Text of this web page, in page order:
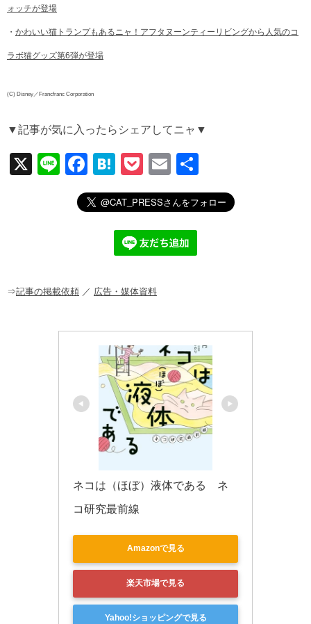
ォッチが登場
・ かわいい猫トランプもあるニャ！アフタヌーンティーリビングから人気のコ
ラボ猫グッズ第6弾が登場
(C) Disney／Francfranc Corporation
▼記事が気に入ったらシェアしてニャ▼
X
Li
F
a
c
o
H
at
e
n
a
P
o
ck
et
E
m
ail
有
⇒記事の掲載依頼 ／ 広告・媒体資料
ネコは（ほぼ）液体である　ネ
コ研究最前線
Amazonで見る
楽天市場で見る
Yahoo!ショッピングで見る